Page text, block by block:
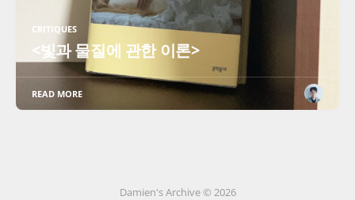
CRITIQUES
<빛과 물질에 관한 이론>
READ MORE
Damien's Archive © 2026